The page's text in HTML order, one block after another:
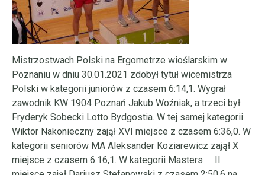
Mistrzostwach Polski na Ergometrze wioślarskim w
Poznaniu w dniu 30.01.2021 zdobył tytuł wicemistrza
Polski w kategorii juniorów z czasem 6:14,1. Wygrał
zawodnik KW 1904 Poznań Jakub Woźniak, a trzeci był
Fryderyk Sobecki Lotto Bydgostia. W tej samej kategorii
Wiktor Nakonieczny zajął XVI miejsce z czasem 6:36,0. W
kategorii seniorów MA Aleksander Koziarewicz zajął X
miejsce z czasem 6:16,1. W kategorii Masters II